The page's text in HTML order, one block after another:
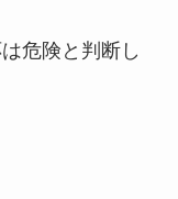
危険と判断し